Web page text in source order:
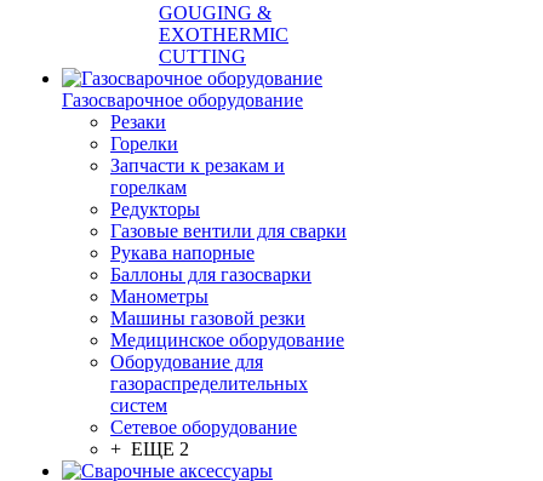
GOUGING &
EXOTHERMIC
CUTTING
Газосварочное оборудование
Резаки
Горелки
Запчасти к резакам и
горелкам
Редукторы
Газовые вентили для сварки
Рукава напорные
Баллоны для газосварки
Манометры
Машины газовой резки
Медицинское оборудование
Оборудование для
газораспределительных
систем
Сетевое оборудование
+ ЕЩЕ 2